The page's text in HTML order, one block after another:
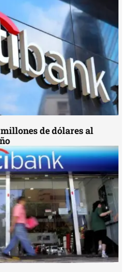
de dólares al